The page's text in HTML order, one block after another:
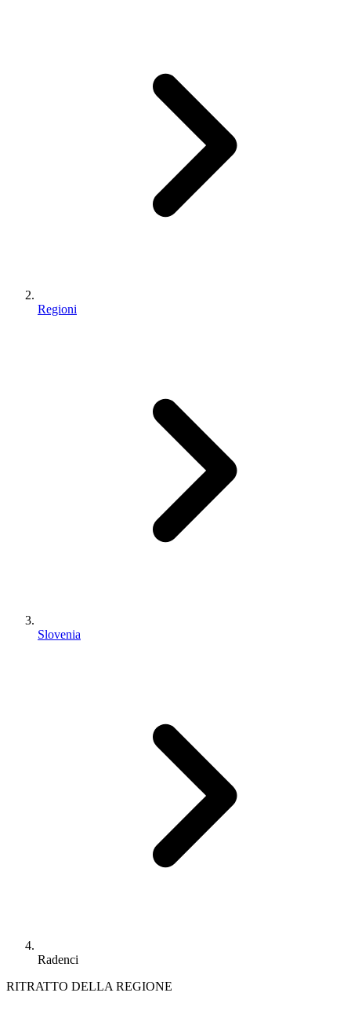
Regioni
Slovenia
Radenci
RITRATTO DELLA REGIONE